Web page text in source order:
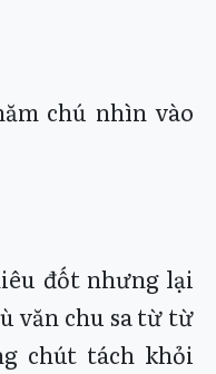
chú nhìn vào
đốt nhưng lại
văn chu sa từ từ
chút tách khỏi